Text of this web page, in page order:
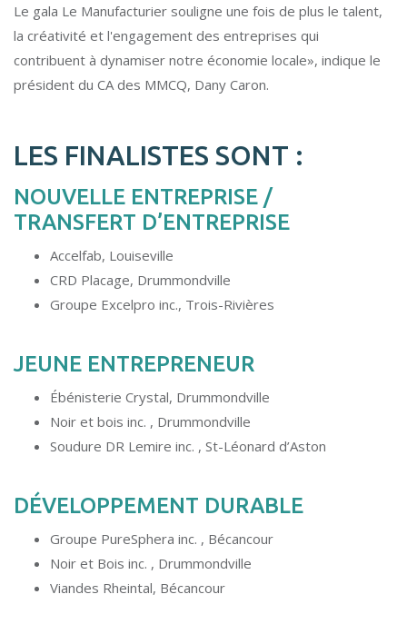
Le gala Le Manufacturier souligne une fois de plus le talent,
la créativité et l'engagement des entreprises qui
contribuent à dynamiser notre économie locale», indique le
président du CA des MMCQ, Dany Caron.
LES FINALISTES SONT :
NOUVELLE ENTREPRISE /
TRANSFERT D’ENTREPRISE
Accelfab, Louiseville
CRD Placage, Drummondville
Groupe Excelpro inc., Trois-Rivières
JEUNE ENTREPRENEUR
Ébénisterie Crystal, Drummondville
Noir et bois inc. , Drummondville
Soudure DR Lemire inc. , St-Léonard d’Aston
DÉVELOPPEMENT DURABLE
Groupe PureSphera inc. , Bécancour
Noir et Bois inc. , Drummondville
Viandes Rheintal, Bécancour